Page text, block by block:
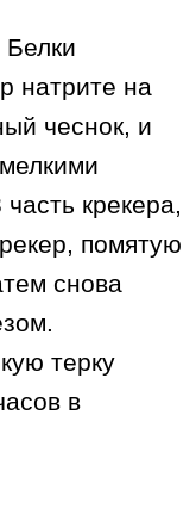
Белки
натрите на
чеснок, и
крекера,
помятую
снова
терку
в